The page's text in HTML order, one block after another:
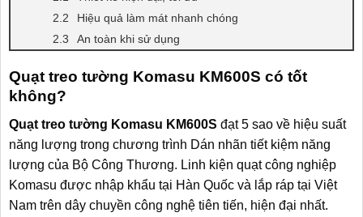
Hiệu quả làm mát nhanh chóng
An toàn khi sử dụng
Quạt treo tường Komasu KM600S có tốt
không?
Quạt treo tường Komasu KM600S đạt 5 sao về hiệu suất
năng lượng trong chương trình Dán nhãn tiết kiệm năng
lượng của Bộ Công Thương. Linh kiện quạt công nghiệp
Komasu được nhập khẩu tại Hàn Quốc và lắp ráp tại Việt
Nam trên dây chuyền công nghệ tiên tiến, hiện đại nhất.